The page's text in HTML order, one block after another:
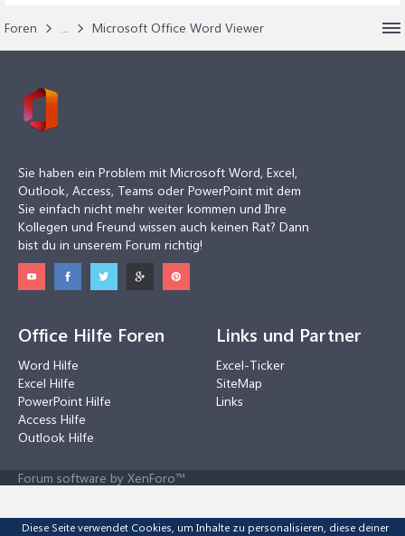
Foren ... Microsoft Office Word Viewer
Sie haben ein Problem mit Microsoft Word, Excel,
Outlook, Access, Teams oder PowerPoint mit dem
Sie einfach nicht mehr weiter kommen und Ihre
Kollegen und Freund wissen auch keinen Rat? Dann
bist du in unserem Forum richtig!
Office Hilfe Foren
Word Hilfe
Excel Hilfe
PowerPoint Hilfe
Access Hilfe
Outlook Hilfe
Links und Partner
Excel-Ticker
SiteMap
Links
Forum software by XenForo™
Diese Seite verwendet Cookies, um Inhalte zu personalisieren, diese deiner